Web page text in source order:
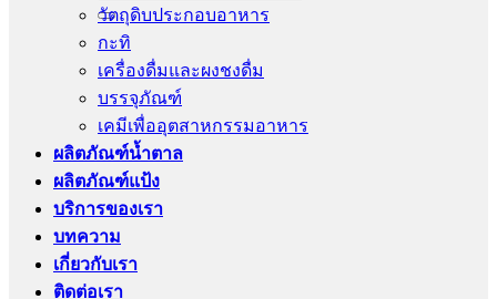
วัตถุดิบประกอบอาหาร
กะทิ
เครื่องดื่มและผงชงดื่ม
บรรจุภัณฑ์
เคมีเพื่ออุตสาหกรรมอาหาร
ผลิตภัณฑ์น้ำตาล
ผลิตภัณฑ์แป้ง
บริการของเรา
บทความ
เกี่ยวกับเรา
ติดต่อเรา